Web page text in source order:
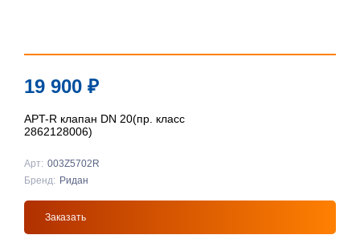
19 900 ₽
APT-R клапан DN 20(пр. класс
2862128006)
Арт: 003Z5702R
Бренд: Ридан
Заказать